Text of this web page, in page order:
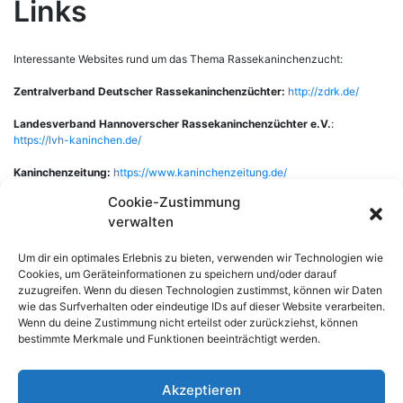
Cookie-Zustimmung
verwalten
Um dir ein optimales Erlebnis zu bieten, verwenden wir Technologien wie
Cookies, um Geräteinformationen zu speichern und/oder darauf
zuzugreifen. Wenn du diesen Technologien zustimmst, können wir Daten
wie das Surfverhalten oder eindeutige IDs auf dieser Website verarbeiten.
Wenn du deine Zustimmung nicht erteilst oder zurückziehst, können
bestimmte Merkmale und Funktionen beeinträchtigt werden.
Akzeptieren
Links
Interessante Websites rund um das Thema Rassekaninchenzucht:
Zentralverband Deutscher Rassekaninchenzüchter: http://zdrk.de/
Landesverband Hannoverscher Rassekaninchenzüchter e.V.:
https://lvh-kaninchen.de/
Kaninchenzeitung: https://www.kaninchenzeitung.de/
Havanna- und Alaska-Club im LV Hannover
Users Today : 10
This Month : 173
Total Users : 16559